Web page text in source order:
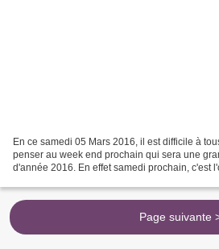
En ce samedi 05 Mars 2016, il est difficile à
penser au week end prochain qui sera une
d'année 2016. En effet samedi prochain, c'est
Page suivante